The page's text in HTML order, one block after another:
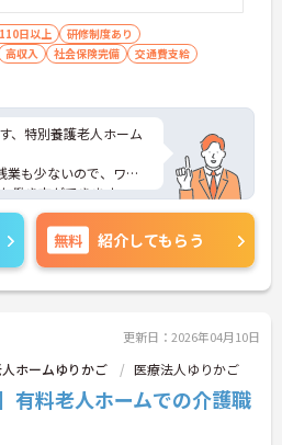
日以上
研修制度あり
高収入 社会保険完備
交通費支給
、特別養護老人ホーム
業も少ないので、ワー
働き方ができます。
ムな雰囲気が自慢で
勤も楽々です♪
ポイントなど、詳細を
にご相談ください。
無料 紹介してもらう
更新日：2026年04月10日
ホームゆりかご 医療法人ゆりかご
有料老人ホームでの介護職